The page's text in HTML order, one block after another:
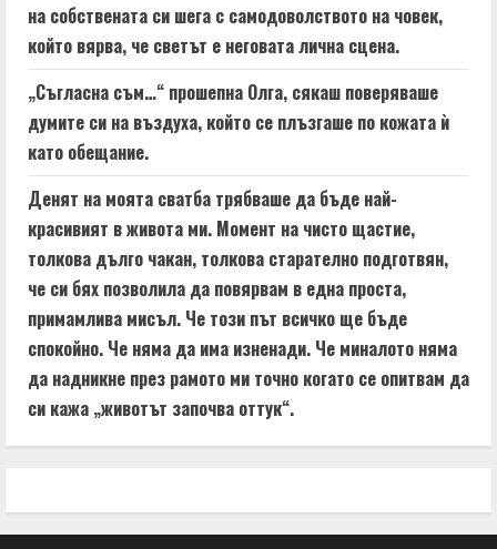
на собствената си шега с самодоволството на човек,
който вярва, че светът е неговата лична сцена.
„Съгласна съм…“ прошепна Олга, сякаш поверяваше
думите си на въздуха, който се плъзгаше по кожата ѝ
като обещание.
Денят на моята сватба трябваше да бъде най-
красивият в живота ми. Момент на чисто щастие,
толкова дълго чакан, толкова старателно подготвян,
че си бях позволила да повярвам в една проста,
примамлива мисъл. Че този път всичко ще бъде
спокойно. Че няма да има изненади. Че миналото няма
да надникне през рамото ми точно когато се опитвам да
си кажа „животът започва оттук“.